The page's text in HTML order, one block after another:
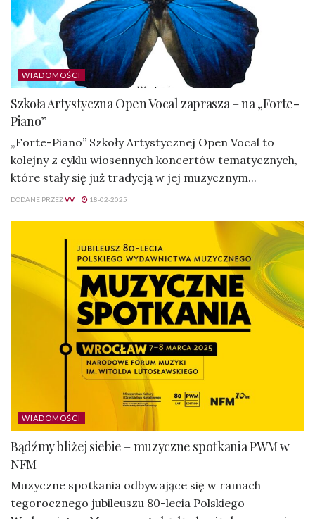
WIADOMOŚCI
Szkoła Artystyczna Open Vocal zaprasza – na „Forte-
Piano”
„Forte-Piano” Szkoły Artystycznej Open Vocal to
kolejny z cyklu wiosennych koncertów tematycznych,
które stały się już tradycją w jej muzycznym...
DODANE PRZEZVV 18-02-2025
WIADOMOŚCI
Bądźmy bliżej siebie – muzyczne spotkania PWM w
NFM
Muzyczne spotkania odbywające się w ramach
tegorocznego jubileuszu 80-lecia Polskiego